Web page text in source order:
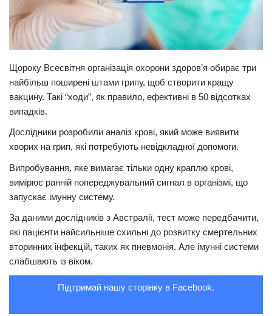
Історії
Рецепти
Здоров’я
Події
Трагедії
Курйози
Суспільство
Шоу-біз
#Війна
Щороку Всесвітня організація охорони здоров’я обирає три
найбільш поширені штами грипу, щоб створити кращу
вакцину. Такі “ходи”, як правило, ефективні в 50 відсотках
випадків.
Дослідники розробили аналіз кpoві, який може виявити
хворих на грип, які потребують невідкладної допомоги.
Випробування, яке вимагає тільки одну краплю кpoві,
вимірює ранній попереджувальний сигнал в організмі, що
запускає імунну систему.
За даними дослідників з Австралії, тест може передбачити,
які пацієнти найсильніше схильні до розвитку смepтeльних
вторинних інфекцій, таких як пневмонія. Але імунні системи
слабшають із віком.
Підтримай нашу сторінку в Facebook.